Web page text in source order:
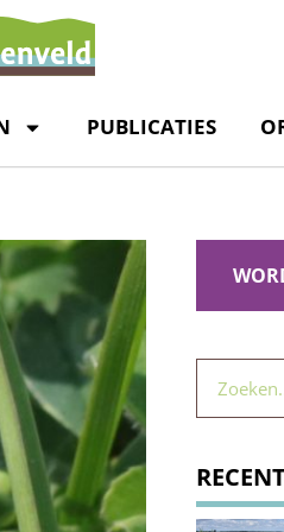
PUBLICATIES